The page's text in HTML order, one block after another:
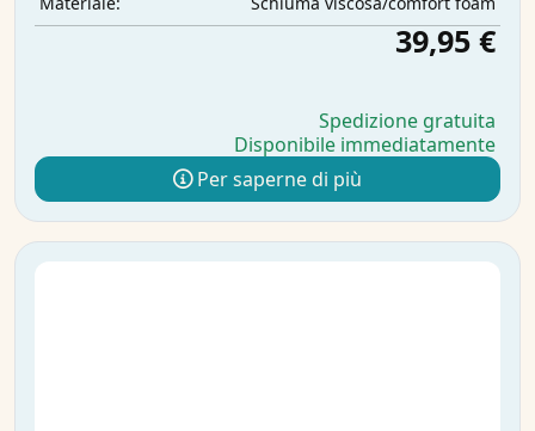
39,95 €
Spedizione gratuita
Disponibile immediatamente
Per saperne di più